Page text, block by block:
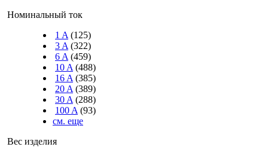
Номинальный ток
1 A (125)
3 A (322)
6 A (459)
10 A (488)
16 A (385)
20 A (389)
30 A (288)
100 A (93)
см. еще
Вес изделия